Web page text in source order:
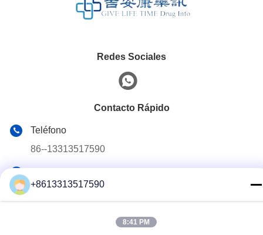
Redes Sociales
Contacto Rápido
Teléfono
86--13313517590
youyaocc@gmail.com
RM09, BLK C,13/F,FOU WAH INDUSTRIAL WILDING,83-93
+8613313517590
8:41 PM